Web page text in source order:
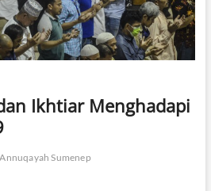
Ikhtiar Menghadapi
Sumenep